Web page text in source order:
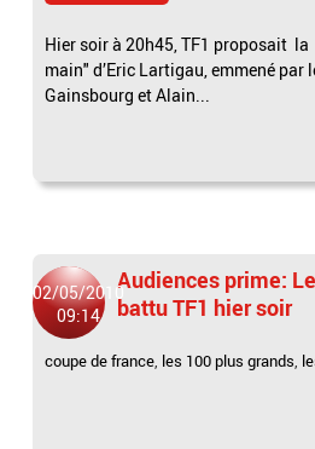
Hier soir à 20h45, TF1 proposait
main" d’Eric Lartigau, emmené par
Gainsbourg et Alain...
02/05/2010
09:14
Audiences prime:
battu TF1 hier soir
coupe de france, les 100 plus grands,